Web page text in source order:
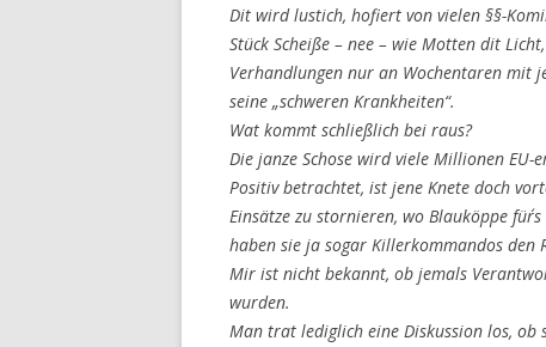
Dit wird lustich, hofiert von vielen §§-
Stück Scheiße – nee – wie Motten dit
Verhandlungen nur an Wochentaren mit
seine „schweren Krankheiten“.
Wat kommt schließlich bei raus?
Die janze Schose wird viele Millionen EU-
Positiv betrachtet, ist jene Knete doch
Einsätze zu stornieren, wo Blauköppe
haben sie ja sogar Killerkommandos den
Mir ist nicht bekannt, ob jemals
wurden.
Man trat lediglich eine Diskussion los,